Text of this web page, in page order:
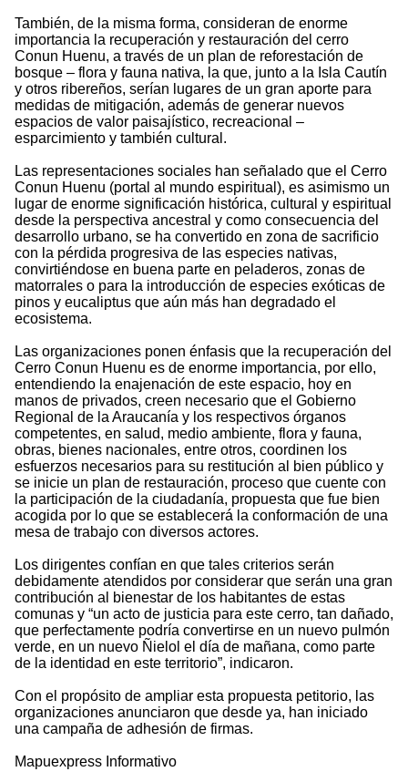
También, de la misma forma, consideran de enorme
importancia la recuperación y restauración del cerro
Conun Huenu, a través de un plan de reforestación de
bosque – flora y fauna nativa, la que, junto a la Isla Cautín
y otros ribereños, serían lugares de un gran aporte para
medidas de mitigación, además de generar nuevos
espacios de valor paisajístico, recreacional –
esparcimiento y también cultural.
Las representaciones sociales han señalado que el Cerro
Conun Huenu (portal al mundo espiritual), es asimismo un
lugar de enorme significación histórica, cultural y espiritual
desde la perspectiva ancestral y como consecuencia del
desarrollo urbano, se ha convertido en zona de sacrificio
con la pérdida progresiva de las especies nativas,
convirtiéndose en buena parte en peladeros, zonas de
matorrales o para la introducción de especies exóticas de
pinos y eucaliptus que aún más han degradado el
ecosistema.
Las organizaciones ponen énfasis que la recuperación del
Cerro Conun Huenu es de enorme importancia, por ello,
entendiendo la enajenación de este espacio, hoy en
manos de privados, creen necesario que el Gobierno
Regional de la Araucanía y los respectivos órganos
competentes, en salud, medio ambiente, flora y fauna,
obras, bienes nacionales, entre otros, coordinen los
esfuerzos necesarios para su restitución al bien público y
se inicie un plan de restauración, proceso que cuente con
la participación de la ciudadanía, propuesta que fue bien
acogida por lo que se establecerá la conformación de una
mesa de trabajo con diversos actores.
Los dirigentes confían en que tales criterios serán
debidamente atendidos por considerar que serán una gran
contribución al bienestar de los habitantes de estas
comunas y “un acto de justicia para este cerro, tan dañado,
que perfectamente podría convertirse en un nuevo pulmón
verde, en un nuevo Ñielol el día de mañana, como parte
de la identidad en este territorio”, indicaron.
Con el propósito de ampliar esta propuesta petitorio, las
organizaciones anunciaron que desde ya, han iniciado
una campaña de adhesión de firmas.
Mapuexpress Informativo